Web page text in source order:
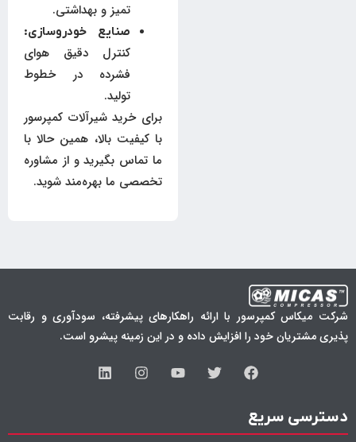
تمیز و بهداشتی.
صنایع خودروسازی:
کنترل دقیق هوای
فشرده در خطوط
تولید.
برای خرید شیرآلات کمپرسور
با کیفیت بالا، همین حالا با
ما تماس بگیرید و از مشاوره
تخصصی ما بهره‌مند شوید.
شرکت میکاس کمپرسور با ارائه راهکارهای پیشرفته، سودآوری و رقابت
پذیری مشتریان خود را افزایش داده و در این زمینه پیشرو است.
دسترسی سریع